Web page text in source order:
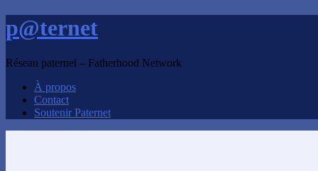
p@ternet
Réseau paternel – Fatherhood Network
À propos
Contact
Soutenir Paternet